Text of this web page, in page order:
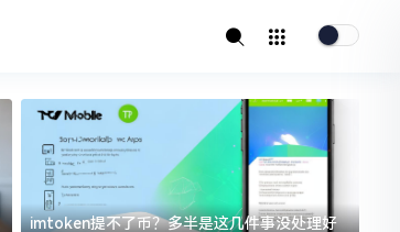
imtoken提不了币？多半是这几件事没处理好